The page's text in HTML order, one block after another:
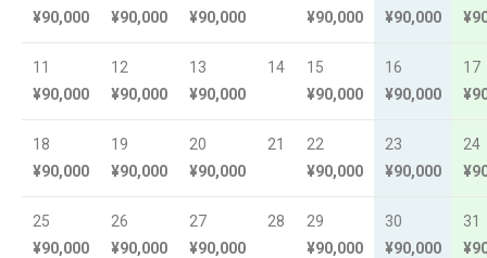
¥90,000
¥90,000
¥90,000
¥90,000
¥90,000
11
¥90,000
12
¥90,000
13
¥90,000
14
15
¥90,000
16
¥90,000
17
18
¥90,000
19
¥90,000
20
¥90,000
21
22
¥90,000
23
¥90,000
24
25
¥90,000
26
¥90,000
27
¥90,000
28
29
¥90,000
30
¥90,000
31